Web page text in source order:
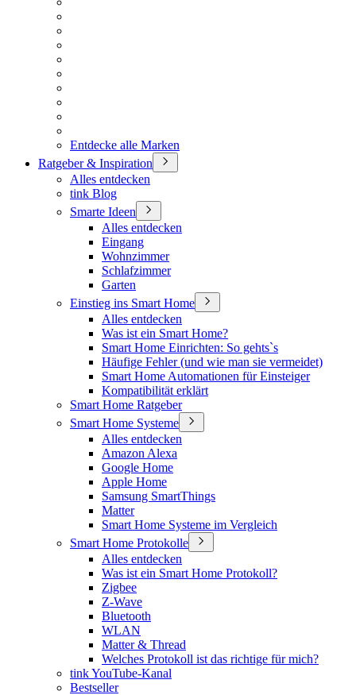
Entdecke alle Marken
Ratgeber & Inspiration
Alles entdecken
tink Blog
Smarte Ideen
Alles entdecken
Eingang
Wohnzimmer
Schlafzimmer
Garten
Einstieg ins Smart Home
Alles entdecken
Was ist ein Smart Home?
Smart Home Einrichten: So gehts`s
Häufige Fehler (und wie man sie vermeidet)
Smart Home Automationen für Einsteiger
Kompatibilität erklärt
Smart Home Ratgeber
Smart Home Systeme
Alles entdecken
Amazon Alexa
Google Home
Apple Home
Samsung SmartThings
Matter
Smart Home Systeme im Vergleich
Smart Home Protokolle
Alles entdecken
Was ist ein Smart Home Protokoll?
Zigbee
Z-Wave
Bluetooth
WLAN
Matter & Thread
Welches Protokoll ist das richtige für mich?
tink YouTube-Kanal
Bestseller